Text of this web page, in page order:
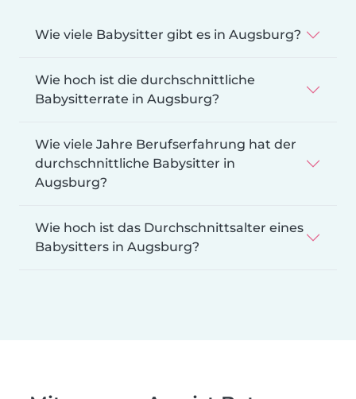
Wie viele Babysitter gibt es in Augsburg?
Wie hoch ist die durchschnittliche
Babysitterrate in Augsburg?
Wie viele Jahre Berufserfahrung hat der
durchschnittliche Babysitter in
Augsburg?
Wie hoch ist das Durchschnittsalter eines
Babysitters in Augsburg?